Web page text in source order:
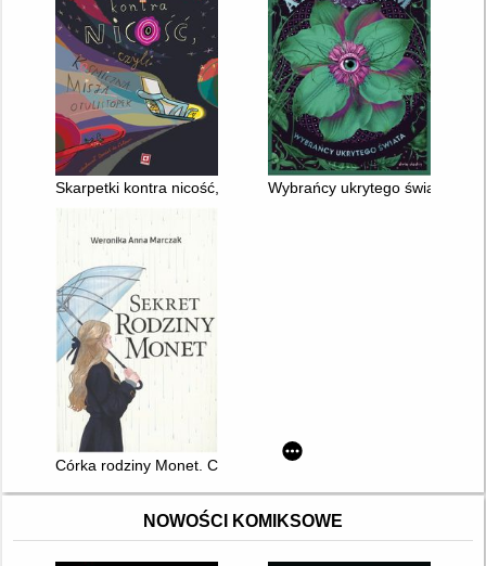
Skarpetki kontra nicość, czyli Kosmiczna misja otulistópek
Wybrańcy ukrytego świata
Córka rodziny Monet. Cz. 3
NOWOŚCI KOMIKSOWE